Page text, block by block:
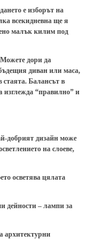
е изборът на
всекидневна ще я
малък килим под
Можете дори да
диван или маса,
стаята. Балансът в
изглежда “правилно” и
добрият дизайн може
на слоеве,
осветява цялата
дейности – лампи за
архитектурни